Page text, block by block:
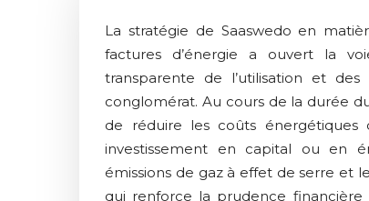
La stratégie de Saaswedo en
factures d’énergie a ouvert la
transparente de l’utilisation et
conglomérat. Au cours de la durée
de réduire les coûts
investissement en capital ou en
émissions de gaz à effet de serre et
qui renforce la prudence financière